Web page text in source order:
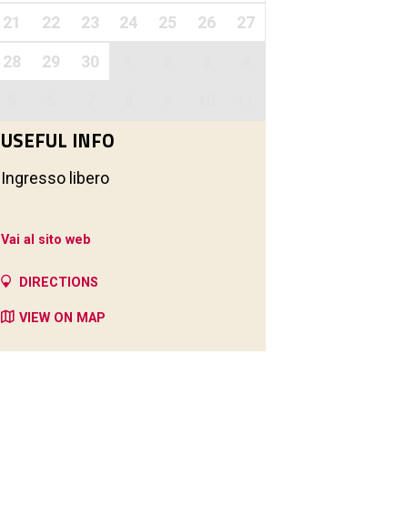
21 22 23 24 25 26 27
28 29 30
USEFUL INFO
Ingresso libero
Vai al sito web
DIRECTIONS
VIEW ON MAP